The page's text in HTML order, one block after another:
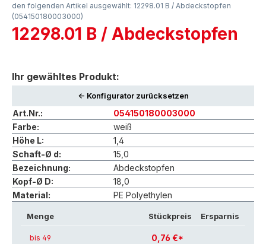
den folgenden Artikel ausgewählt: 12298.01 B / Abdeckstopfen
(054150180003000)
12298.01 B / Abdeckstopfen
Ihr gewähltes Produkt:
<- Konfigurator zurücksetzen
Art.Nr.:
054150180003000
Farbe:
weiß
Höhe L:
1,4
Schaft-Ø d:
15,0
Bezeichnung:
Abdeckstopfen
Kopf-Ø D:
18,0
Material:
PE Polyethylen
Menge Stückpreis Ersparnis
bis 49 0,76 €*